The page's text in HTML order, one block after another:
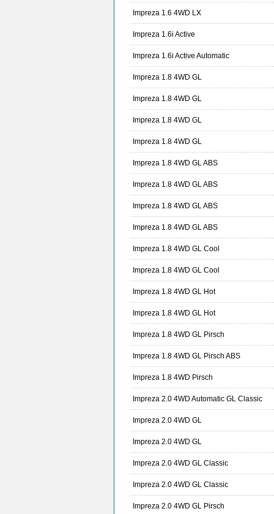
Impreza 1.6 4WD LX
Impreza 1.6i Active
Impreza 1.6i Active Automatic
Impreza 1.8 4WD GL
Impreza 1.8 4WD GL
Impreza 1.8 4WD GL
Impreza 1.8 4WD GL
Impreza 1.8 4WD GL ABS
Impreza 1.8 4WD GL ABS
Impreza 1.8 4WD GL ABS
Impreza 1.8 4WD GL ABS
Impreza 1.8 4WD GL Cool
Impreza 1.8 4WD GL Cool
Impreza 1.8 4WD GL Hot
Impreza 1.8 4WD GL Hot
Impreza 1.8 4WD GL Pirsch
Impreza 1.8 4WD GL Pirsch ABS
Impreza 1.8 4WD Pirsch
Impreza 2.0 4WD Automatic GL Classic
Impreza 2.0 4WD GL
Impreza 2.0 4WD GL
Impreza 2.0 4WD GL Classic
Impreza 2.0 4WD GL Classic
Impreza 2.0 4WD GL Pirsch